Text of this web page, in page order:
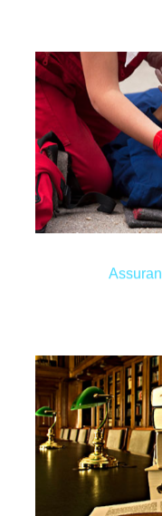
Assurance
employant du
en cas d’accident
un accident sur le
ou un accident de
entreprise”,
l’entreprise pour
Votre entreprise
justice suite à
d’un client ou
d’avocats,
peuvent être
juridique” pour